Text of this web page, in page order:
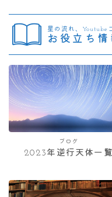
星の流れ、Youtube
お役立ち情
ブログ
2023年逆行天体一覧